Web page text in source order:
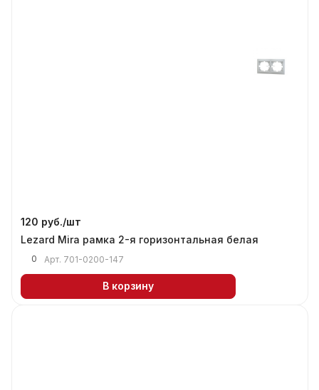
120 руб./шт
Lezard Mira рамка 2-я горизонтальная белая
0 Арт. 701-0200-147
В корзину